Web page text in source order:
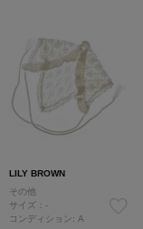
LILY BROWN
その他
サイズ：-
コンディション: A